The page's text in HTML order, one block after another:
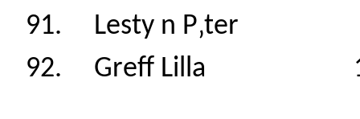
91. Lesty n
92. Greff Lilla